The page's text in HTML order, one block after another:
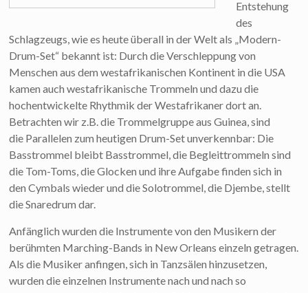
Entstehung
des
Schlagzeugs, wie es heute überall in der Welt als „Modern-
Drum-Set“ bekannt ist: Durch die Verschleppung von
Menschen aus dem westafrikanischen Kontinent in die USA
kamen auch westafrikanische Trommeln und dazu die
hochentwickelte Rhythmik der Westafrikaner dort an.
Betrachten wir z.B. die Trommelgruppe aus Guinea, sind
die Parallelen zum heutigen Drum-Set unverkennbar: Die
Basstrommel bleibt Basstrommel, die Begleittrommeln sind
die Tom-Toms, die Glocken und ihre Aufgabe finden sich in
den Cymbals wieder und die Solotrommel, die Djembe, stellt
die Snaredrum dar.
Anfänglich wurden die Instrumente von den Musikern der
berühmten Marching-Bands in New Orleans einzeln getragen.
Als die Musiker anfingen, sich in Tanzsälen hinzusetzen,
wurden die einzelnen Instrumente nach und nach so